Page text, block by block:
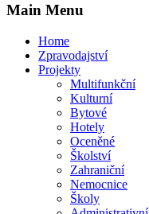
Main Menu
Home
Zpravodajství
Projekty
Multifunkční
Kulturní
Bytové
Hotely
Oceněné
Školství
Zahraniční
Nemocnice
Školy